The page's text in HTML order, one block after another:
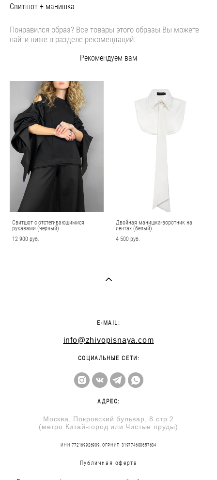
Свитшот + манишка
Понравился образ? Все товары этого образы Вы можете
найти ниже в разделе рекомендаций:
Рекомендуем вам
Свитшот с отстегивающимися
рукавами (черный)
12 900 pуб.
Двойная манишка-воротник на
лентах (белый)
4 500 pуб.
E-MAIL:
info@zhivopisnaya.com
СОЦИАЛЬНЫЕ СЕТИ:
АДРЕС:
Москва, Покровский бульвар, 8 стр.2
(метро Китай-город или Чистые пруды)
ИНН 772169926909, ОГРНИП 319774600657634
Публичная оферта